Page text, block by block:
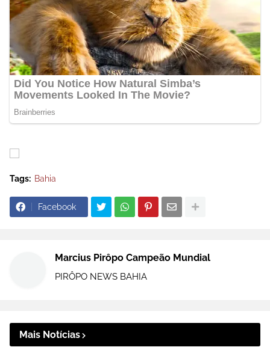
Tags: Bahia
Facebook
Marcius Pirôpo Campeão Mundial
PIRÔPO NEWS BAHIA
Mais Notícias